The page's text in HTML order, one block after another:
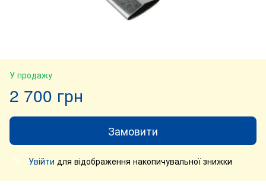
У продажу
2 700 грн
Замовити
% Увійти для відображення накопичувальної знижки